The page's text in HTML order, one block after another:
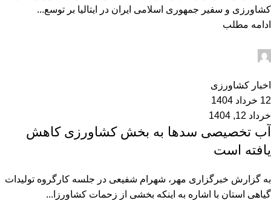
کشاورزی و سفیر جمهوری اسلامی ایران در ایتالیا بر توسع...
ادامه مطلب
اخبار کشاورزی
12 خرداد 1404
خرداد 12, 1404
آب تخصیصی سدها به بخش کشاورزی کاهش
یافته است
به گزارش خبرگزاری مهر، شهرام شفیعی در جلسه کارگروه تولیدات
گیاهی استان با اشاره به اینکه بخشی از زحمات کشاورزا...